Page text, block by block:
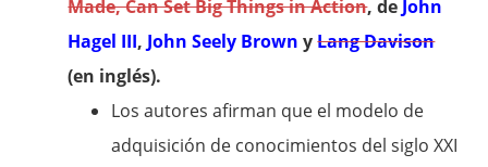
Made, Can Set Big Things in Action, de John
Hagel III, John Seely Brown yLang Davison
(en inglés).
Los autores afirman que el modelo de
adquisición de conocimientos del siglo XXI